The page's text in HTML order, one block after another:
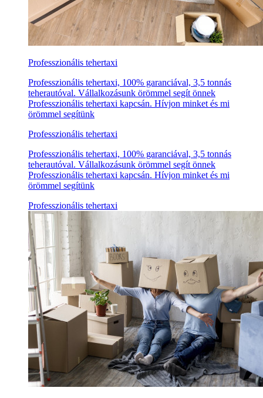
Professzionális tehertaxi
Professzionális tehertaxi, 100% garanciával, 3,5 tonnás
teherautóval. Vállalkozásunk örömmel segít önnek
Professzionális tehertaxi kapcsán. Hívjon minket és mi
örömmel segítünk
Professzionális tehertaxi
Professzionális tehertaxi, 100% garanciával, 3,5 tonnás
teherautóval. Vállalkozásunk örömmel segít önnek
Professzionális tehertaxi kapcsán. Hívjon minket és mi
örömmel segítünk
Professzionális tehertaxi